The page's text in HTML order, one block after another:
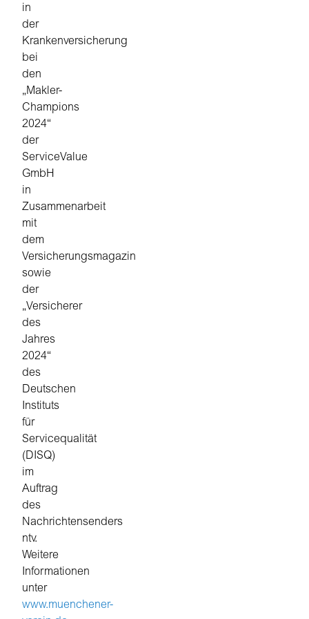
in
der
Krankenversicherung
bei
den
„Makler-
Champions
2024“
der
ServiceValue
GmbH
in
Zusammenarbeit
mit
dem
Versicherungsmagazin
sowie
der
„Versicherer
des
Jahres
2024“
des
Deutschen
Instituts
für
Servicequalität
(DISQ)
im
Auftrag
des
Nachrichtensenders
ntv.
Weitere
Informationen
unter
www.muenchener-